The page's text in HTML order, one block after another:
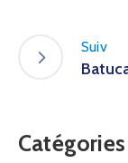
Suiv
Catégories